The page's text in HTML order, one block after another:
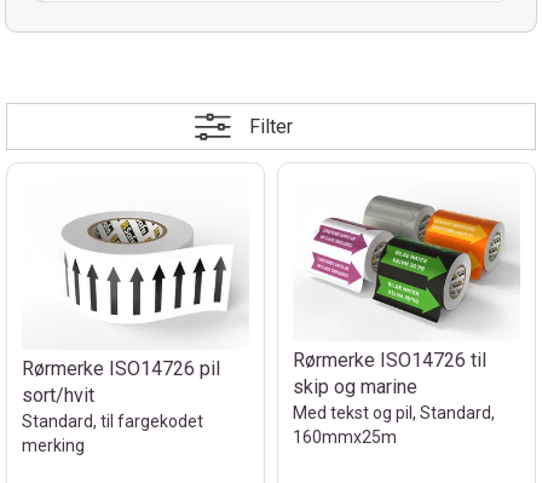
Filter
Rørmerke ISO14726 pil
sort/hvit
Standard, til fargekodet
merking
Rørmerke ISO14726 til
skip og marine
Med tekst og pil, Standard,
160mmx25m